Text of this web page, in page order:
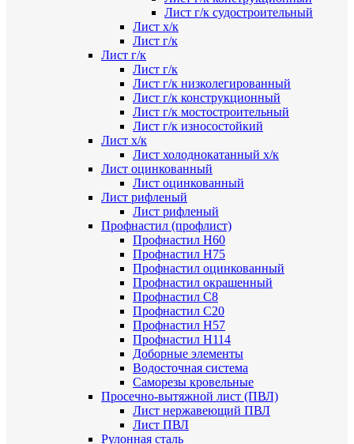
Лист г/к судостроительный
Лист х/к
Лист г/к
Лист г/к
Лист г/к
Лист г/к низколегированный
Лист г/к конструкционный
Лист г/к мостостроительный
Лист г/к износостойкий
Лист х/к
Лист холоднокатанный х/к
Лист оцинкованный
Лист оцинкованный
Лист рифленый
Лист рифленый
Профнастил (профлист)
Профнастил Н60
Профнастил Н75
Профнастил оцинкованный
Профнастил окрашенный
Профнастил С8
Профнастил С20
Профнастил Н57
Профнастил Н114
Доборные элементы
Водосточная система
Саморезы кровельные
Просечно-вытяжной лист (ПВЛ)
Лист нержавеющий ПВЛ
Лист ПВЛ
Рулонная сталь